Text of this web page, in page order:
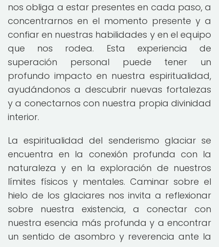
nos obliga a estar presentes en cada paso, a
concentrarnos en el momento presente y a
confiar en nuestras habilidades y en el equipo
que nos rodea. Esta experiencia de
superación personal puede tener un
profundo impacto en nuestra espiritualidad,
ayudándonos a descubrir nuevas fortalezas
y a conectarnos con nuestra propia divinidad
interior.
La espiritualidad del senderismo glaciar se
encuentra en la conexión profunda con la
naturaleza y en la exploración de nuestros
límites físicos y mentales. Caminar sobre el
hielo de los glaciares nos invita a reflexionar
sobre nuestra existencia, a conectar con
nuestra esencia más profunda y a encontrar
un sentido de asombro y reverencia ante la